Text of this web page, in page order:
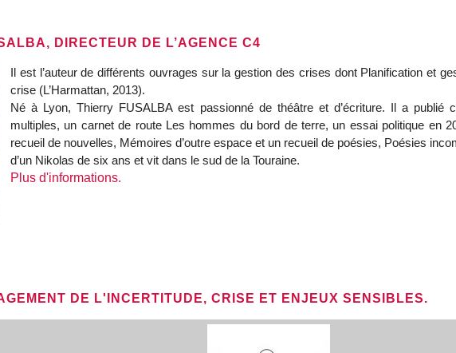
DIRECTEUR DE L’AGENCE C4
Il est l’auteur de différents ouvrages sur la gestion des crises dont Planification et
crise (L’Harmattan, 2013).
Né à Lyon, Thierry FUSALBA est passionné de théâtre et d’écriture. Il a publié
multiples, un carnet de route Les hommes du bord de terre, un essai politique en
recueil de nouvelles, Mémoires d’outre espace et un recueil de poésies, Poésies
d’un Nikolas de six ans et vit dans le sud de la Touraine.
Plus d'informations.
DE L'INCERTITUDE, CRISE ET ENJEUX SENSIBLES.